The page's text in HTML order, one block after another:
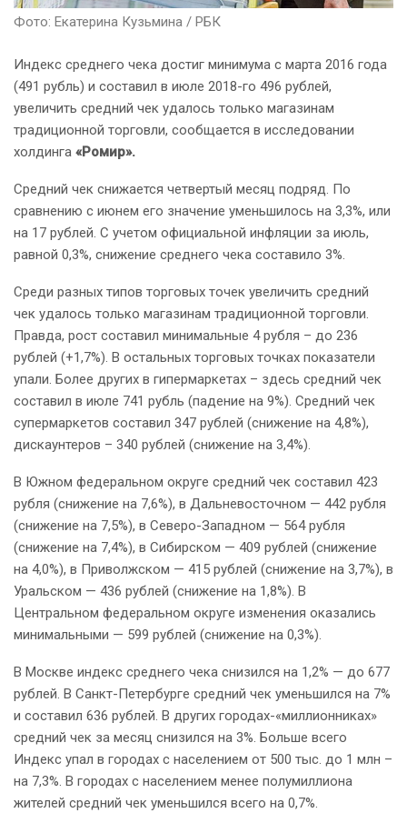
Фото: Екатерина Кузьмина / РБК
Индекс среднего чека достиг минимума с марта 2016 года
(491 рубль) и составил в июле 2018-го 496 рублей,
увеличить средний чек удалось только магазинам
традиционной торговли, сообщается в исследовании
холдинга «Ромир».
Средний чек снижается четвертый месяц подряд. По
сравнению с июнем его значение уменьшилось на 3,3%, или
на 17 рублей. С учетом официальной инфляции за июль,
равной 0,3%, снижение среднего чека составило 3%.
Среди разных типов торговых точек увеличить средний
чек удалось только магазинам традиционной торговли.
Правда, рост составил минимальные 4 рубля – до 236
рублей (+1,7%). В остальных торговых точках показатели
упали. Более других в гипермаркетах – здесь средний чек
составил в июле 741 рубль (падение на 9%). Средний чек
супермаркетов составил 347 рублей (снижение на 4,8%),
дискаунтеров – 340 рублей (снижение на 3,4%).
В Южном федеральном округе средний чек составил 423
рубля (снижение на 7,6%), в Дальневосточном — 442 рубля
(снижение на 7,5%), в Северо-Западном — 564 рубля
(снижение на 7,4%), в Сибирском — 409 рублей (снижение
на 4,0%), в Приволжском — 415 рублей (снижение на 3,7%), в
Уральском — 436 рублей (снижение на 1,8%). В
Центральном федеральном округе изменения оказались
минимальными — 599 рублей (снижение на 0,3%).
В Москве индекс среднего чека снизился на 1,2% — до 677
рублей. В Санкт-Петербурге средний чек уменьшился на 7%
и составил 636 рублей. В других городах-«миллионниках»
средний чек за месяц снизился на 3%. Больше всего
Индекс упал в городах с населением от 500 тыс. до 1 млн –
на 7,3%. В городах с населением менее полумиллиона
жителей средний чек уменьшился всего на 0,7%.